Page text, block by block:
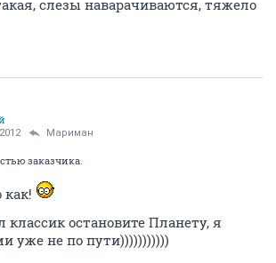
слезы наварачиваются, тяжело
Мариман
заказчика.
как!
классик остановите Планету, я
уже не по пути)))))))))))